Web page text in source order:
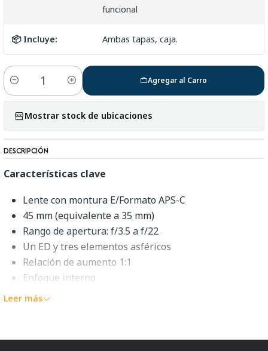
funcional
📦 Incluye: Ambas tapas, caja.
Cantidad
Agregar al Carro
Mostrar stock de ubicaciones
DESCRIPCIÓN
Características clave
Lente con montura E/Formato APS-C
45 mm (equivalente a 35 mm)
Rango de apertura: f/3.5 a f/22
Un ED y tres elementos asféricos
Relación de aumento 1:1
Enfoque interno
Distancia mínima de enfoque: 3.7"
Sony E 30mm f/3.5 Macro
Leer más